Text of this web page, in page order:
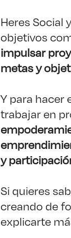
Heres Social
objetivos
impulsar
metas y
Y para hacer
trabajar en
y
Si quieres
creando de
explicarte